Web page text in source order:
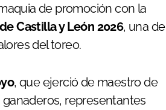
Castilla y León 2026, una de
del toreo.
, que ejerció de maestro de
representantes